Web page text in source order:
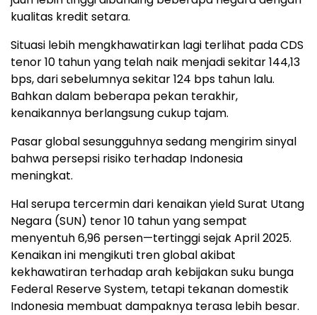
kualitas kredit setara.
Situasi lebih mengkhawatirkan lagi terlihat pada CDS
tenor 10 tahun yang telah naik menjadi sekitar 144,13
bps, dari sebelumnya sekitar 124 bps tahun lalu.
Bahkan dalam beberapa pekan terakhir,
kenaikannya berlangsung cukup tajam.
Pasar global sesungguhnya sedang mengirim sinyal
bahwa persepsi risiko terhadap Indonesia
meningkat.
Hal serupa tercermin dari kenaikan yield Surat Utang
Negara (SUN) tenor 10 tahun yang sempat
menyentuh 6,96 persen—tertinggi sejak April 2025.
Kenaikan ini mengikuti tren global akibat
kekhawatiran terhadap arah kebijakan suku bunga
Federal Reserve System, tetapi tekanan domestik
Indonesia membuat dampaknya terasa lebih besar.